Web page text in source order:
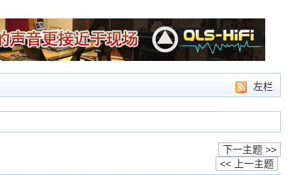
左栏
下一主题 >>
<< 上一主题